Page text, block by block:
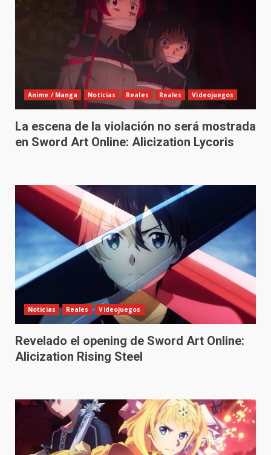
Anime / Manga Noticias Reales Reales Videojuegos
La escena de la violación no será mostrada
en Sword Art Online: Alicization Lycoris
Noticias Reales Videojuegos
Revelado el opening de Sword Art Online:
Alicization Rising Steel